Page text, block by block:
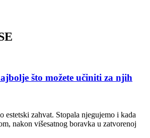
što možete učiniti za njih
estetski zahvat. Stopala njegujemo i kada
nakon višesatnog boravka u zatvorenoj